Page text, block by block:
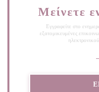
Μείνετε
Εγγραφείτε στο
εξατομικευμένες